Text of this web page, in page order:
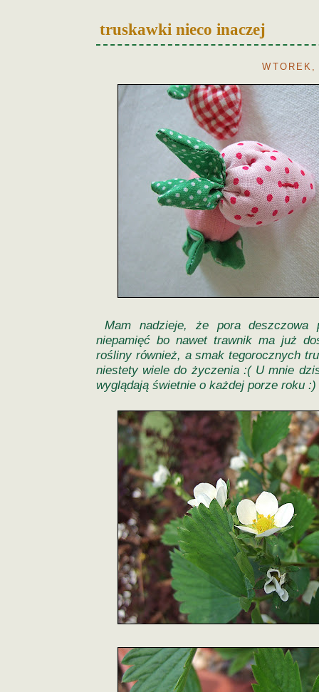
truskawki nieco inaczej
Mam nadzieje, że pora deszczowa
niepamięć bo nawet trawnik ma już
rośliny również, a smak tegorocznych
niestety wiele do życzenia :( U mnie
wyglądają świetnie o każdej porze roku :)